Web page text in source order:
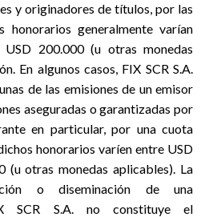
y originadores de títulos, por las
honorarios generalmente varían
200.000 (u otras monedas
En algunos casos, FIX SCR S.A.
de las emisiones de un emisor
aseguradas o garantizadas por
en particular, por una cuota
honorarios varíen entre USD
(u otras monedas aplicables). La
o diseminación de una
SCR S.A. no constituye el